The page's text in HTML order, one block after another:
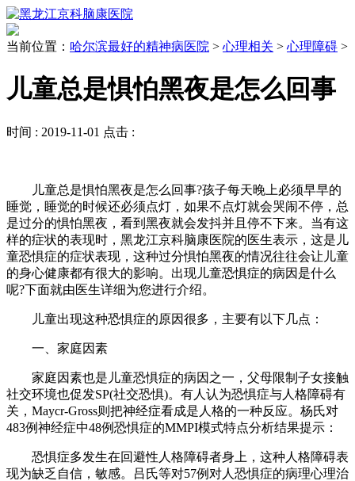
当前位置： 哈尔滨最好的精神病医院 > 心理相关 > 心理障碍 >
儿童总是惧怕黑夜是怎么回事
时间 : 2019-11-01 点击 :
儿童总是惧怕黑夜是怎么回事?孩子每天晚上必须早早的
睡觉，睡觉的时候还必须点灯，如果不点灯就会哭闹不停，总
是过分的惧怕黑夜，看到黑夜就会发抖并且停不下来。当有这
样的症状的表现时，黑龙江京科脑康医院的医生表示，这是儿
童恐惧症的症状表现，这种过分惧怕黑夜的情况往往会让儿童
的身心健康都有很大的影响。出现儿童恐惧症的病因是什么
呢?下面就由医生详细为您进行介绍。
儿童出现这种恐惧症的原因很多，主要有以下几点：
一、家庭因素
家庭因素也是儿童恐惧症的病因之一，父母限制子女接触
社交环境也促发SP(社交恐惧)。有人认为恐惧症与人格障碍有
关，Maycr-Gross则把神经症看成是人格的一种反应。杨氏对
483例神经症中48例恐惧症的MMPI模式特点分析结果提示：
恐惧症多发生在回避性人格障碍者身上，这种人格障碍表
现为缺乏自信，敏感。吕氏等对57例对人恐惧症的病理心理治